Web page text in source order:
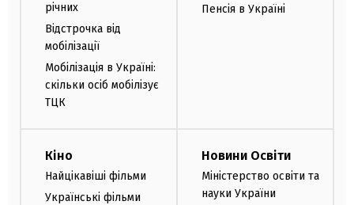
річних
Відстрочка від
мобілізації
Мобілізація в Україні:
скільки осіб мобілізує
ТЦК
Пенсія в Україні
Кіно
Найцікавіші фільми
Українські фільми
Новини Освіти
Міністерство освіти та
науки України